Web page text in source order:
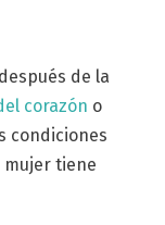
de la
corazón o
condiciones
mujer tiene